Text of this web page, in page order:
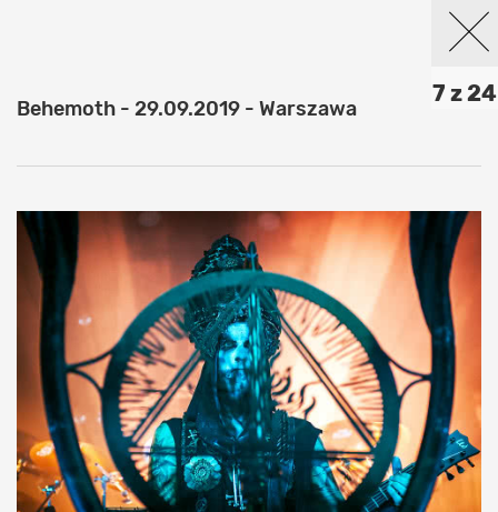
7 z 24
Behemoth - 29.09.2019 - Warszawa